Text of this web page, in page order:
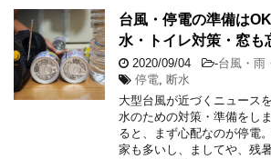
台風・停電の準備は
水・トイレ対策・窓も
2020/09/04 -台風・雨
停電 断水
大型台風が近づくニュース
水のための対策・準備をし
ると、まず心配なのが停電
家も多いし、ましてや、残